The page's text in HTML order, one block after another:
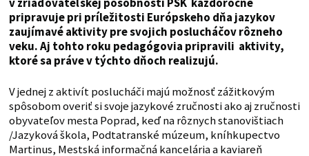
v zriaďovateľskej pôsobnosti PSK každoročne
pripravuje pri príležitosti Európskeho dňa jazykov
zaujímavé aktivity pre svojich poslucháčov rôzneho
veku. Aj tohto roku pedagógovia pripravili aktivity,
ktoré sa práve v týchto dňoch realizujú.
V jednej z aktivít poslucháči majú možnosť zážitkovým
spôsobom overiť si svoje jazykové zručnosti ako aj zručnosti
obyvateľov mesta Poprad, keď na rôznych stanovištiach
/Jazyková škola, Podtatranské múzeum, kníhkupectvo
Martinus, Mestská informačná kancelária a kaviareň